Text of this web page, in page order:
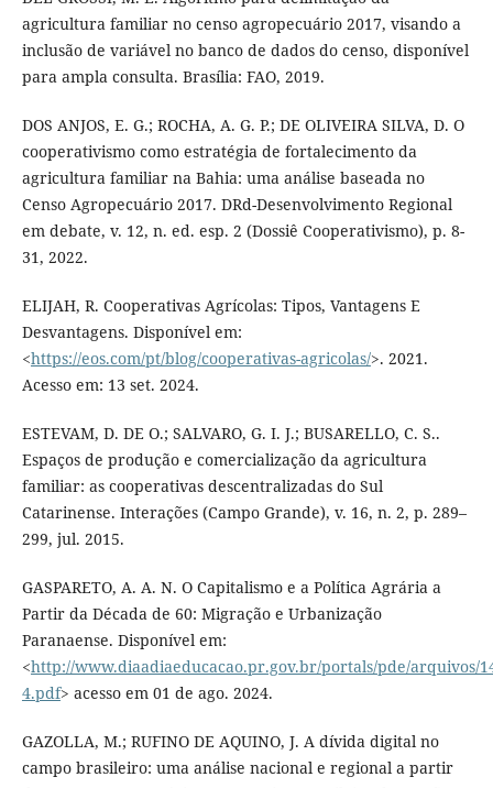
agricultura familiar no censo agropecuário 2017, visando a
inclusão de variável no banco de dados do censo, disponível
para ampla consulta. Brasília: FAO, 2019.
DOS ANJOS, E. G.; ROCHA, A. G. P.; DE OLIVEIRA SILVA, D. O
cooperativismo como estratégia de fortalecimento da
agricultura familiar na Bahia: uma análise baseada no
Censo Agropecuário 2017. DRd-Desenvolvimento Regional
em debate, v. 12, n. ed. esp. 2 (Dossiê Cooperativismo), p. 8-
31, 2022.
ELIJAH, R. Cooperativas Agrícolas: Tipos, Vantagens E
Desvantagens. Disponível em:
<https://eos.com/pt/blog/cooperativas-agricolas/>. 2021.
Acesso em: 13 set. 2024.
ESTEVAM, D. DE O.; SALVARO, G. I. J.; BUSARELLO, C. S..
Espaços de produção e comercialização da agricultura
familiar: as cooperativas descentralizadas do Sul
Catarinense. Interações (Campo Grande), v. 16, n. 2, p. 289–
299, jul. 2015.
GASPARETO, A. A. N. O Capitalismo e a Política Agrária a
Partir da Década de 60: Migração e Urbanização
Paranaense. Disponível em:
<http://www.diaadiaeducacao.pr.gov.br/portals/pde/arquivos/
4.pdf> acesso em 01 de ago. 2024.
GAZOLLA, M.; RUFINO DE AQUINO, J. A dívida digital no
campo brasileiro: uma análise nacional e regional a partir